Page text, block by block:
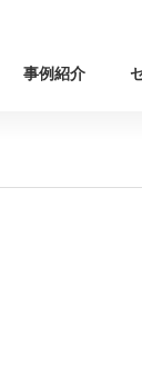
事例紹介